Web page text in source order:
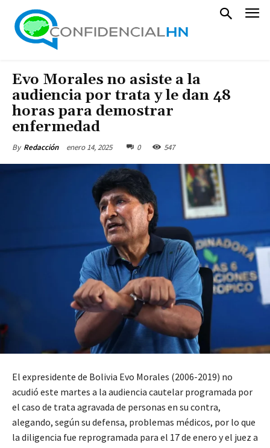
Evo Morales no asiste a la
audiencia por trata y le dan 48
horas para demostrar
enfermedad
By Redacción enero 14, 2025 0 547
El expresidente de Bolivia Evo Morales (2006-2019) no
acudió este martes a la audiencia cautelar programada por
el caso de trata agravada de personas en su contra,
alegando, según su defensa, problemas médicos, por lo que
la diligencia fue reprogramada para el 17 de enero y el juez a